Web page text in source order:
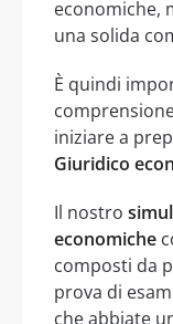
economiche,
una solida
È quindi
iniziare a
Giuridico
Il nostro
economiche
composti da
prova di
che abbiate